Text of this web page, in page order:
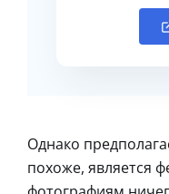
Однако
похоже, является